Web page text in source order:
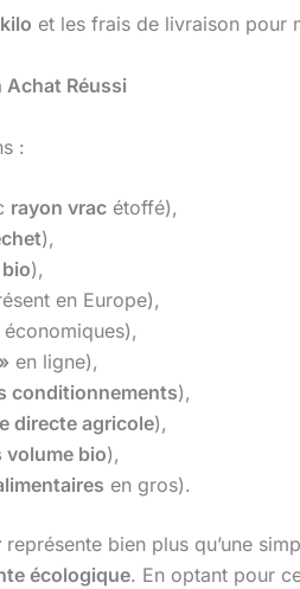
et les frais de livraison pour
Réussi
:
rayon vrac étoffé),
),
bio),
en Europe),
économiques),
en ligne),
conditionnements),
directe agricole),
volume bio),
en gros).
représente bien plus qu’une
écologique. En optant pour